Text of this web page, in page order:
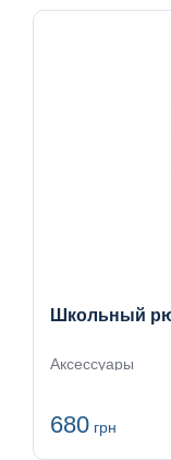
Школьный
Аксессуары
680 грн